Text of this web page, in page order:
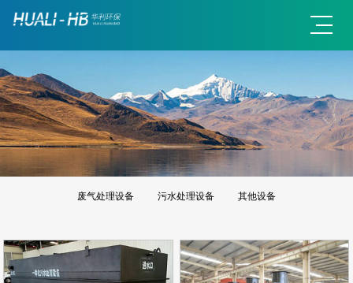
废气处理设备 污水处理设备 其他设备